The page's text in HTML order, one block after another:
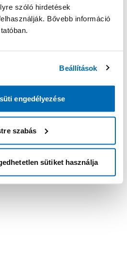
szóló hirdetések
Bővebb információ
Beállítások
engedélyezése
szabás
sütiket használja